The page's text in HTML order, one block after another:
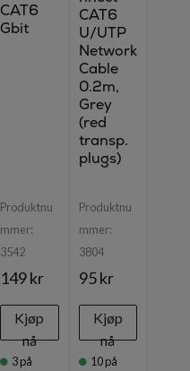
CAT6
Gbit
Produktnu
mmer:
3542
149 kr
Kjøp
nå
3på
CAT6
U/UTP
Network
Cable
0.2m,
Grey
(red
transp.
plugs)
Produktnu
mmer:
3804
95 kr
Kjøp
nå
10 på